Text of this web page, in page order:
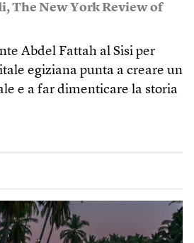
,The New York Review of
Abdel Fattah al Sisi per
egiziana punta a creare un
e a far dimenticare la storia